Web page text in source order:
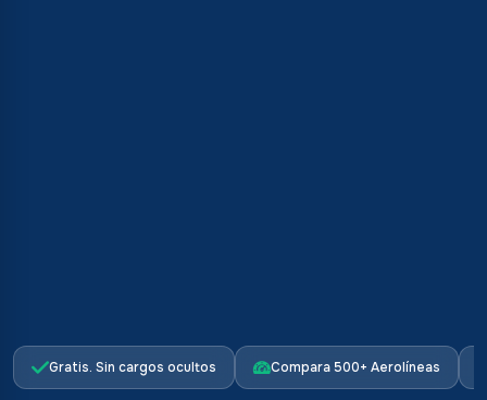
Gratis. Sin cargos ocultos Compara 500+ Aerolíneas